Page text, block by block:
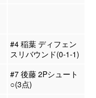
#4 稲葉 ディフェン
スリバウンド(0-1-1)
#7 後藤 2Pシュート
○(3点)